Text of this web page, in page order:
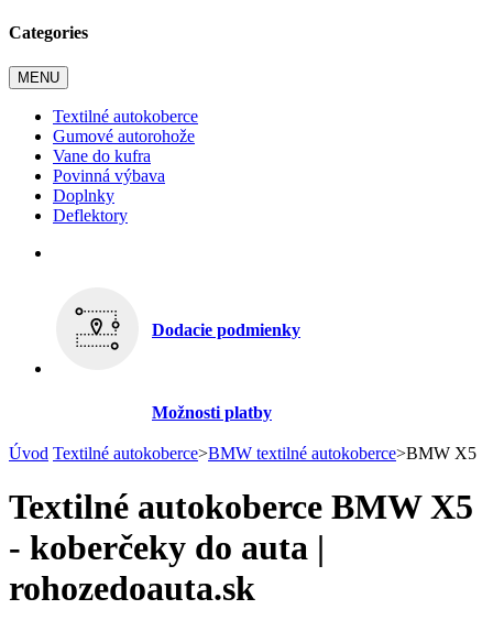
Categories
MENU
Textilné autokoberce
Gumové autorohože
Vane do kufra
Povinná výbava
Doplnky
Deflektory
Dodacie podmienky
Možnosti platby
Úvod Textilné autokoberce>BMW textilné autokoberce>BMW X5
Textilné autokoberce BMW X5
- koberčeky do auta |
rohozedoauta.sk